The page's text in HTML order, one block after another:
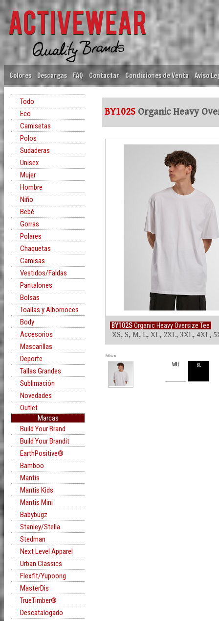
Colores Descargas FAQ Contactar Condiciones de Venta Aviso
Todo
Eco
Camisetas
Polos
Sudaderas
Unisex
Mujer
Hombre
Niño
Bebé
Gorras
Polares
Chaquetas
Camisas
Vestidos/Faldas
Pantalones
Bolsas
Toallas y Albornoces
Body
Accesorios
Mascarillas
Deporte
Tallas Grandes
Sublimación
Novedades
Outlet
Marcas
Build Your Brand
Build Your Brandit
EarthPositive®
Bamboo
Mantis
Mantis Kids
Mantis Mini
Babybugz
Stanley/Stella
Stedman
Next Level Apparel
Urban Classics
Flexfit/Yupoong
MasterDis
TrueTimber®
Descatalogado
BY102S Organic Heavy
BY102SOrganic Heavy Oversize Tee
XS, S, M, L, XL, 2XL, 3XL, 4XL,
Rollover
WH BL